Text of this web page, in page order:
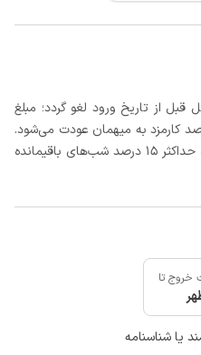
حداقل 3 روز کامل قبل از تاریخ ورود لغو گردد؛ مبلغ
پس از کسر حداکثر 15 درصد کارمزد به میهمان عودت می‌شود.
در غیر اینصورت اجاره شب اول بعلاوه حداکثر 15 درصد شب‌های باقیمانده
خروج تا
یا شناسنامه